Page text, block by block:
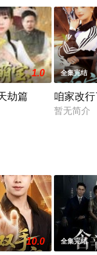
1.0
劫篇
全集完结
咱家改
暂无简介
10.0 全集完结